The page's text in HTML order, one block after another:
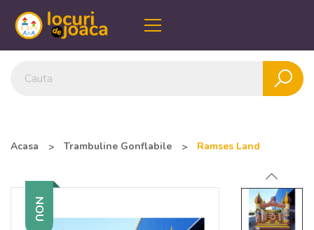
Acasa Trambuline Gonflabile Ramses Land
NOU